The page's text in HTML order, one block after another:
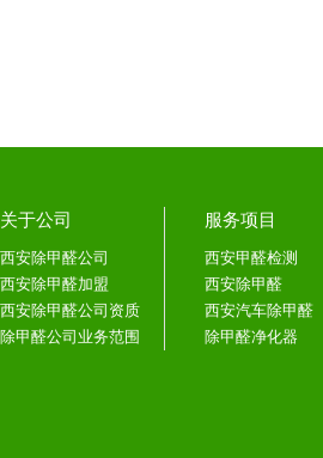
关于公司
西安除甲醛公司
西安除甲醛加盟
西安除甲醛公司资质
除甲醛公司业务范围
服务项目
西安甲醛检测
西安除甲醛
西安汽车除甲醛
除甲醛净化器